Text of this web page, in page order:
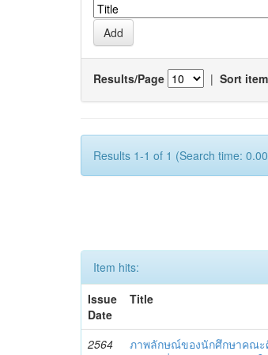
Results/Page | Sort
Results 1-1 of 1 (Search time:
Item hits:
Issue
Date
Title
2564
ภาพลักษณ์ของนักศึกษาคณะ